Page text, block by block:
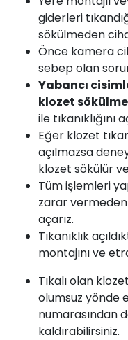
giderleri
sökülmeden
Önce kamera
sebep olan
Yabancı
klozet
ile tıkanıklığını
Eğer klozet
açılmazsa
klozet sökülür
Tüm işlemleri
zarar vermeden
açarız.
Tıkanıklık
montajını ve
Tıkalı olan
olumsuz yönde
numarasından
kaldırabilirsiniz.